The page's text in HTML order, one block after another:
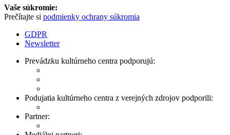
Vaše súkromie:
Prečítajte si podmienky ochrany súkromia
GDPR
Newsletter
Prevádzku kultúrneho centra podporujú:
Podujatia kultúrneho centra z verejných zdrojov podporili:
Partner: